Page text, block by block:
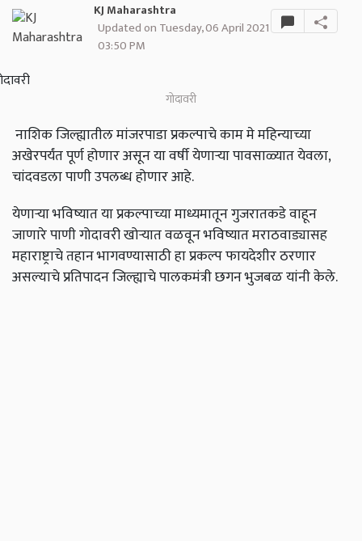
KJ Maharashtra
Updated on Tuesday, 06 April 2021
03:50 PM
गोदावरी
नाशिक जिल्ह्यातील मांजरपाडा प्रकल्पाचे काम मे महिन्याच्या
अखेरपर्यंत पूर्ण होणार असून या वर्षी येणाऱ्या पावसाळ्यात येवला,
चांदवडला पाणी उपलब्ध होणार आहे.
येणाऱ्या भविष्यात या प्रकल्पाच्या माध्यमातून गुजरातकडे वाहून
जाणारे पाणी गोदावरी खोऱ्यात वळवून भविष्यात मराठवाड्यासह
महाराष्ट्राचे तहान भागवण्यासाठी हा प्रकल्प फायदेशीर ठरणार
असल्याचे प्रतिपादन जिल्ह्याचे पालकमंत्री छगन भुजबळ यांनी केले.